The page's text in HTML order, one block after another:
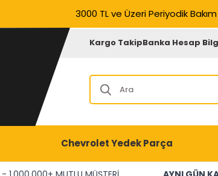
3000 TL ve Üzeri Periyodik
Kargo TakipBanka Hesap
Chevrolet Yedek Parça